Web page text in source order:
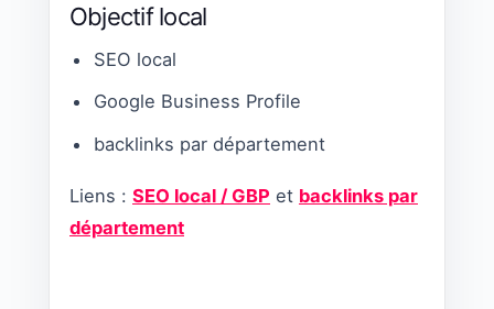
Objectif local
SEO local
Google Business Profile
backlinks par département
Liens : SEO local / GBP et backlinks par
département